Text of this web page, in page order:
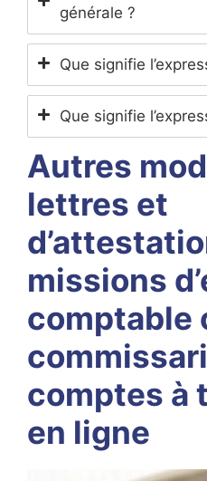
générale ?
Que signifie
Que signifie
Autres
lettres et
missions
comptable
comptes à
en ligne